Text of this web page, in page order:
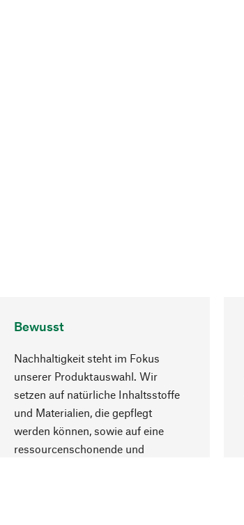
Bewusst
Nachhaltigkeit steht im Fokus
unserer Produktauswahl. Wir
setzen auf natürliche Inhaltsstoffe
und Materialien, die gepflegt
werden können, sowie auf eine
ressourcenschonende und